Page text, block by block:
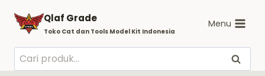
content
Qlaf Grade
Toko Cat dan Tools Model Kit Indonesia
Menu
Pencarian
untuk:
Cari